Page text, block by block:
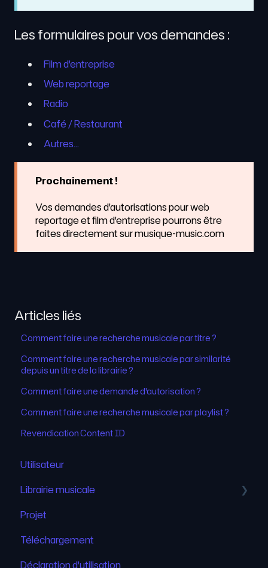
Les formulaires pour vos demandes :
Film d'entreprise
Web reportage
Radio
Café / Restaurant
Autres...
Prochainement !
Vos demandes d'autorisations pour web
reportage et film d'entreprise pourrons être
faites directement sur musique-music.com
Articles liés
Comment faire une recherche musicale par titre ?
Comment faire une recherche musicale par similarité
depuis un titre de la librairie ?
Comment faire une demande d'autorisation ?
Comment faire une recherche musicale par playlist ?
Revendication Content ID
Utilisateur
Librairie musicale
Recherche musicale
Projet
Téléchargement
Déclaration d'utilisation